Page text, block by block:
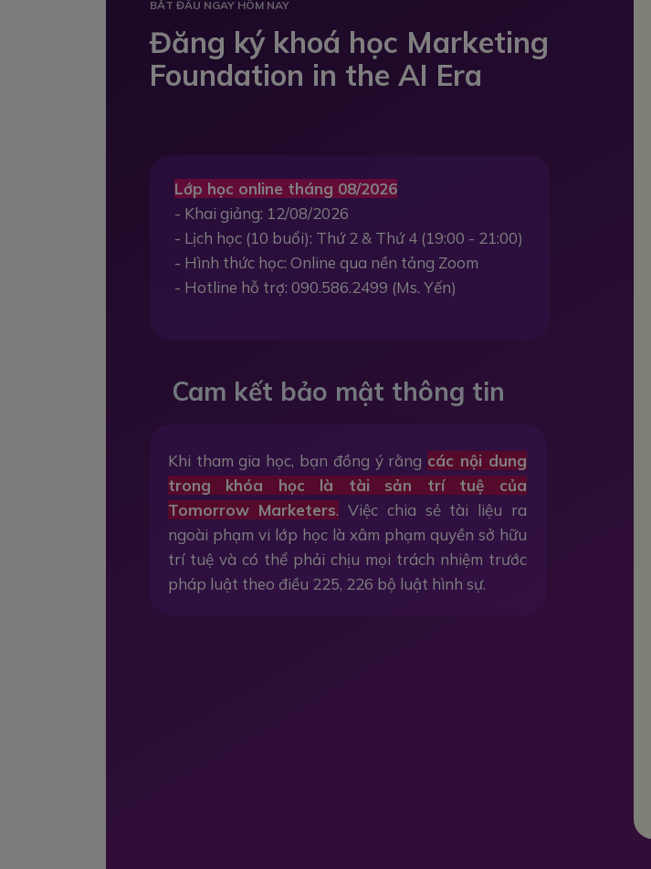
BẮT ĐẦU NGAY HÔM NAY
Đăng ký khoá học Marketing
Foundation in the AI Era
Lớp học online tháng 08/2026
- Khai giảng: 12/08/2026
- Lịch học (10 buổi): Thứ 2 & Thứ 4 (19:00 - 21:00)
- Hình thức học: Online qua nền tảng Zoom
- Hotline hỗ trợ: 090.586.2499 (Ms. Yến)
Khi tham gia học, bạn đồng ý rằng các nội dung
trong khóa học là tài sản trí tuệ của
Tomorrow Marketers. Việc chia sẻ tài liệu ra
ngoài phạm vi lớp học là xâm phạm quyền sở hữu
trí tuệ và có thể phải chịu mọi trách nhiệm trước
pháp luật theo điều 225, 226 bộ luật hình sự.
Cam kết bảo mật thông tin